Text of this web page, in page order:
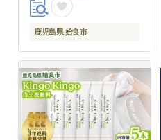
鹿児島県 姶良市